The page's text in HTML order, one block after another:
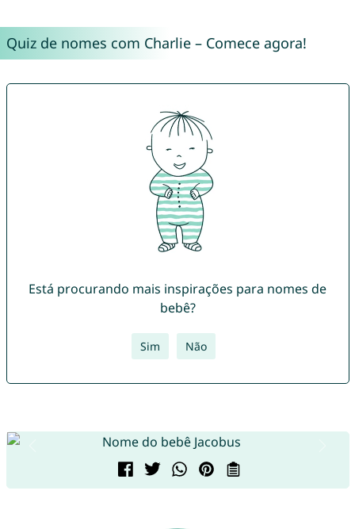
Quiz de nomes com Charlie – Comece agora!
Está procurando mais inspirações para nomes de
bebê?
Sim Não